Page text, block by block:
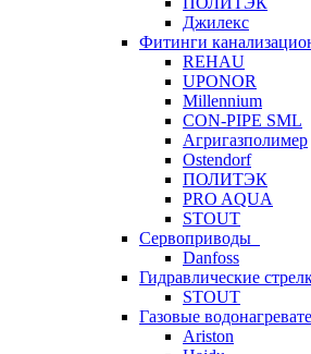
Джилекс
Фитинги
REHAU
UPONOR
Millennium
CON-PIPE SML
Агригазполимер
Ostendorf
ПОЛИТЭК
PRO AQUA
STOUT
Сервоприводы
Danfoss
Гидравлические
STOUT
Газовые
Ariston